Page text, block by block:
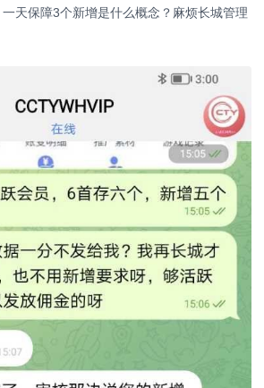
天保障3个新增是什么概念？麻烦长城管理